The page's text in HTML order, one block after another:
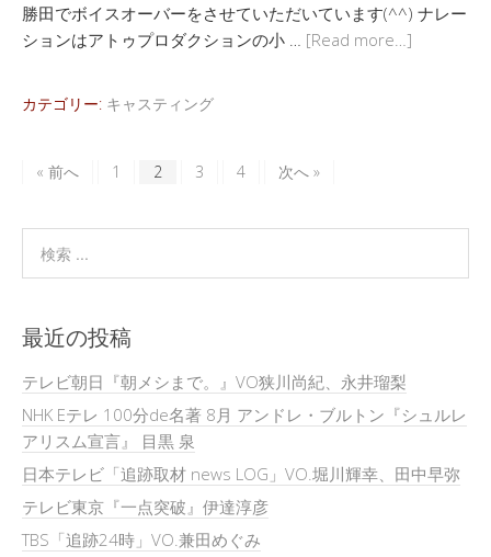
勝田でボイスオーバーをさせていただいています(^^) ナレー
ションはアトゥプロダクションの小 … [Read more…]
カテゴリー: キャスティング
« 前へ 1 2 3 4 次へ »
最近の投稿
テレビ朝日『朝メシまで。』VO狭川尚紀、永井瑠梨
NHK Eテレ 100分de名著 8月 アンドレ・ブルトン『シュルレ
アリスム宣言』 目黒 泉
日本テレビ「追跡取材 news LOG」VO.堀川輝幸、田中早弥
テレビ東京『一点突破』伊達淳彦
TBS「追跡24時」VO.兼田めぐみ